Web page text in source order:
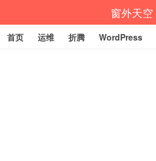
窗外天空
首页 运维 折腾 WordPress